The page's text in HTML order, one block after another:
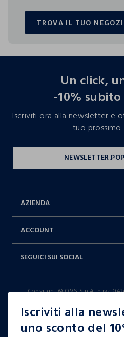
TROVA IL TUO
TROVA IL TUO
Iscriviti alla
uno sconto del
Un click,
-10%
Iscriviti ora alla newsletter e
tuo prossimo
AZIENDA
Dichiarazione accessibilità
ACCOUNT
9-17)
SEGUICI SUI SOCIAL
TikTok
Copyright © OVS S.p.A, p.iva
it |